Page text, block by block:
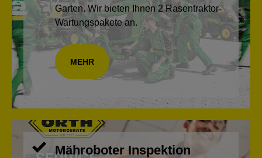
Garten. Wir bieten Ihnen 2 Rasentraktor-
Wartungspakete an.
MEHR
Mähroboter Inspektion